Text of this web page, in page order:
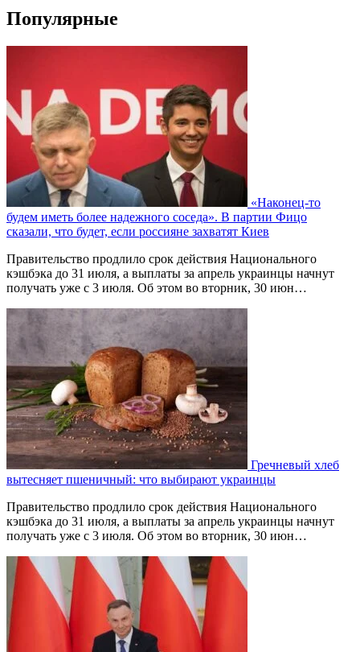
Популярные
«Наконец-то
будем иметь более надежного соседа». В партии Фицо
сказали, что будет, если россияне захватят Киев
Правительство продлило срок действия Национального
кэшбэка до 31 июля, а выплаты за апрель украинцы начнут
получать уже с 3 июля. Об этом во вторник, 30 июн…
Гречневый хлеб
вытесняет пшеничный: что выбирают украинцы
Правительство продлило срок действия Национального
кэшбэка до 31 июля, а выплаты за апрель украинцы начнут
получать уже с 3 июля. Об этом во вторник, 30 июн…